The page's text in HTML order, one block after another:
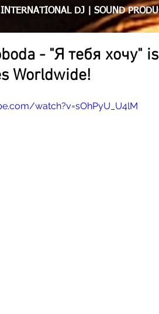
INTERNATIONAL DJ | SOUND
- "Я тебя хочу"
Worldwide!
watch?v=sOhPyU_U4lM